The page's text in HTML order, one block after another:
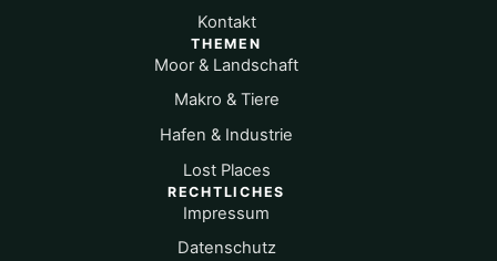
Kontakt
THEMEN
Moor & Landschaft
Makro & Tiere
Hafen & Industrie
Lost Places
RECHTLICHES
Impressum
Datenschutz